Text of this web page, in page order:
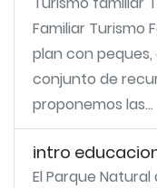
Familiar Turismo
plan con
conjunto de
proponemos las...
intro
El Parque